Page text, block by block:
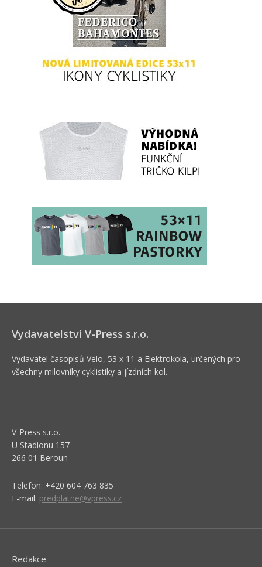
Vydavatelství V-Press s.r.o.
Vydavatel časopisů Velo, 53 x 11 a Elektrokola, určených pro
všechny milovníky cyklistiky a jízdních kol.
V-Press s.r.o.
U Stadionu 157
266 01 Beroun
Telefon: +420 604 763 835
E-mail: predplatne@vpress.cz
Redakce